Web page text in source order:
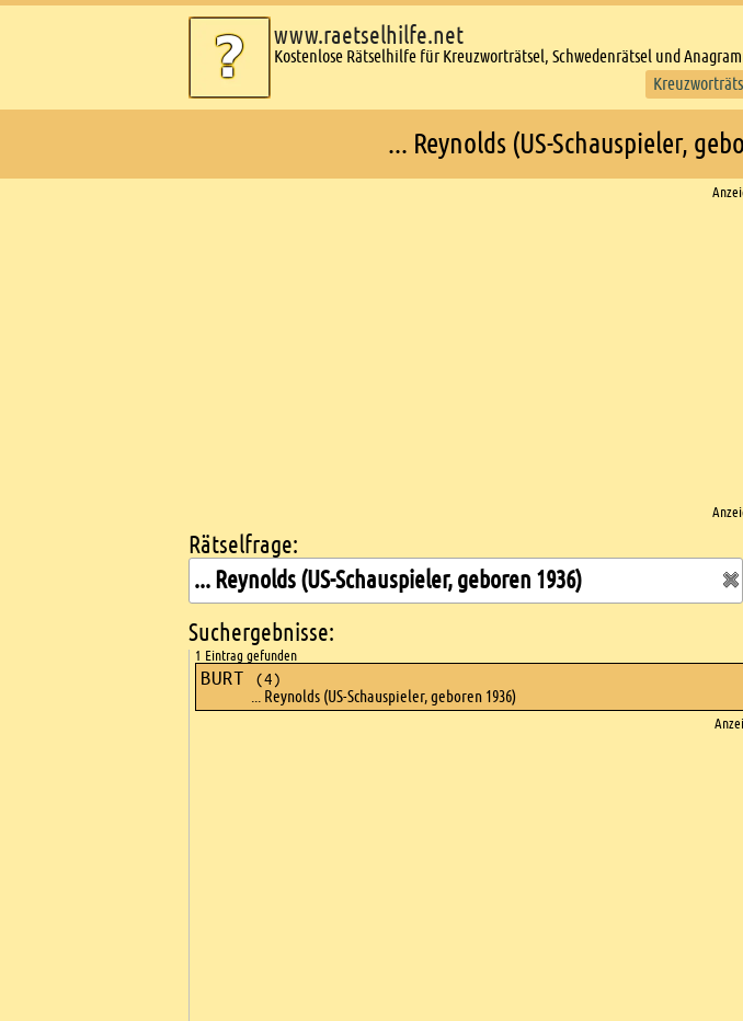
www.raetselhilfe.net
Kostenlose Rätselhilfe für Kreuzworträtsel, Schwedenrätsel und
... Reynolds (US-Schauspieler,
Kreuzworträtsel suchen
Rätselfrage:
Suchergebnisse:
1 Eintrag gefunden
BURT (4)
... Reynolds (US-Schauspieler, geboren 1936)